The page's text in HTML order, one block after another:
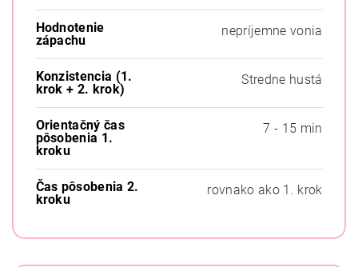
Hodnotenie
zápachu
nepríjemne vonia
Konzistencia (1.
krok + 2. krok)
Stredne hustá
Orientačný čas
pôsobenia 1.
kroku
7 - 15 min
Čas pôsobenia 2.
kroku
rovnako ako 1. krok